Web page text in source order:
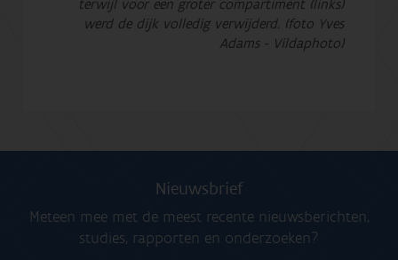
terwijl voor een groter compartiment (links)
werd de dijk volledig verwijderd. (foto Yves
Adams - Vildaphoto)
Nieuwsbrief
Meteen mee met de meest recente nieuwsberichten,
studies, rapporten en onderzoeken?